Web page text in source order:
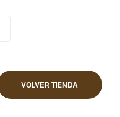
VOLVER TIENDA